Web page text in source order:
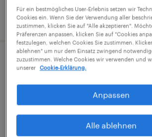
veröffentlicht am 23. Juni 2026
Spezialist Logistik & Einkauf /
Wiener Neudorf,
Festanstellung
Für ein bestmögliches User-Erlebnis setzen wir
Cookies ein. Wenn Sie der Verwendung aller
zustimmen, klicken Sie auf "Alle akzeptieren".
Präferenzen anpassen, klicken Sie auf "Cookies
festzulegen, welchen Cookies Sie zustimmen.
ablehnen" um nur dem Einsatz zwingend
zuzustimmen. Welche Cookies wir verwenden und
unserer
Cookie-Erklärung.
Anpassen
Alle ablehnen